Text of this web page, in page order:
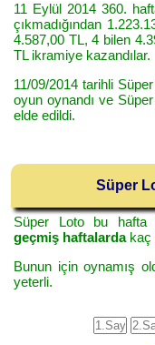
11 Eylül 2014 360.
çıkmadığından
4.587,00 TL, 4 bilen
TL ikramiye kazandılar.
11/09/2014 tarihli
oyun oynandı ve
elde edildi.
Süper
Süper Loto bu hafta
geçmiş haftalardakaç
Bunun için oynamış
yeterli.